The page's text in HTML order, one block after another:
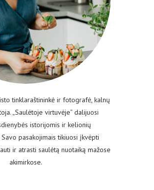
tinklaraštininkė ir fotografė, kalnų
„Saulėtoje virtuvėje” dalijuosi
istorijomis ir kelionių
pasakojimais tikiuosi įkvėpti
ir atrasti saulėtą nuotaiką mažose
akimirkose.